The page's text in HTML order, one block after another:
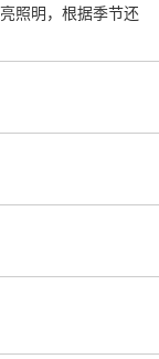
照明，根据季节还